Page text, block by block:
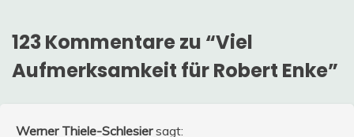
123 Kommentare zu “Viel
Aufmerksamkeit für Robert Enke”
Werner Thiele-Schlesier sagt: